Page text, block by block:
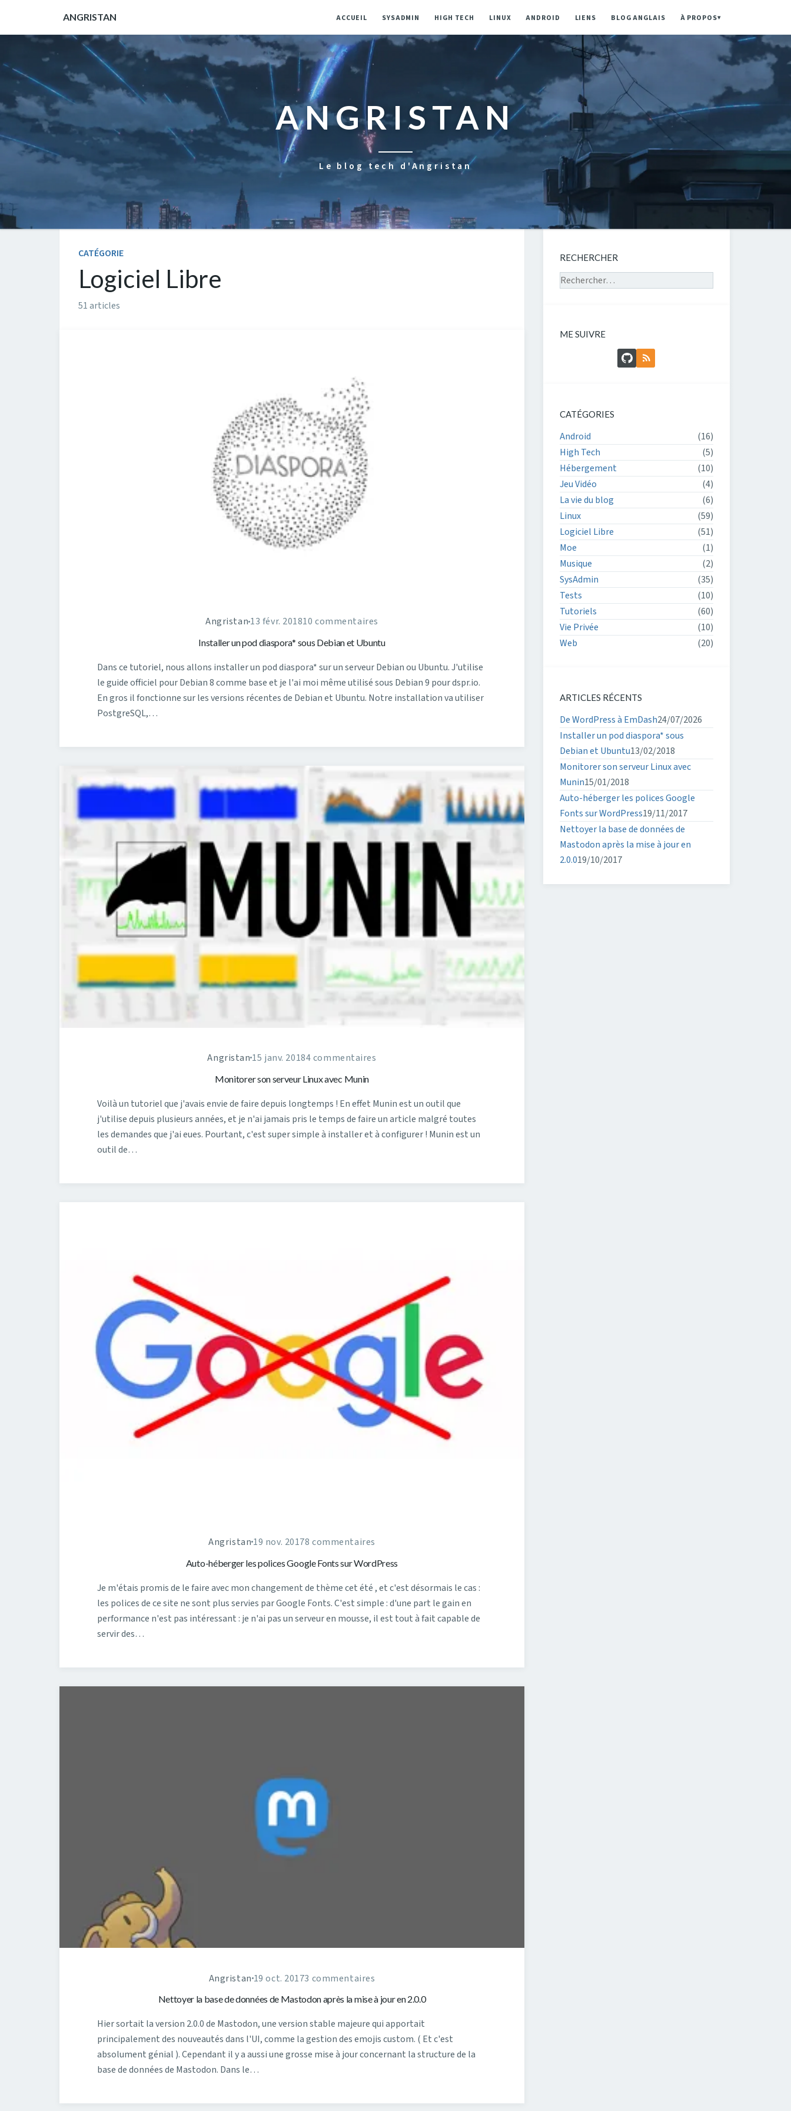
ANGRISTAN ACCUEIL SYSADMIN HIGH TECH LINUX ANDROID LIENS BLOG ANGLAIS À PROPOS▾
ANGRISTAN
Le blog tech d'Angristan
CATÉGORIE
Logiciel Libre
51 articles
Angristan13 févr. 201810 commentaires
Installer un pod diaspora* sous Debian et Ubuntu
Dans ce tutoriel, nous allons installer un pod diaspora* sur un serveur Debian ou Ubuntu. J'utilise
le guide officiel pour Debian 8 comme base et je l'ai moi même utilisé sous Debian 9 pour dspr.io.
En gros il fonctionne sur les versions récentes de Debian et Ubuntu. Notre installation va utiliser
PostgreSQL,…
Angristan15 janv. 20184 commentaires
Monitorer son serveur Linux avec Munin
Voilà un tutoriel que j'avais envie de faire depuis longtemps ! En effet Munin est un outil que
j'utilise depuis plusieurs années, et je n'ai jamais pris le temps de faire un article malgré toutes
les demandes que j'ai eues. Pourtant, c'est super simple à installer et à configurer ! Munin est un
outil de…
Angristan19 nov. 20178 commentaires
Auto-héberger les polices Google Fonts sur WordPress
Je m'étais promis de le faire avec mon changement de thème cet été , et c'est désormais le cas :
les polices de ce site ne sont plus servies par Google Fonts. C'est simple : d'une part le gain en
performance n'est pas intéressant : je n'ai pas un serveur en mousse, il est tout à fait capable de
servir des…
Angristan 19 oct. 20173 commentaires
Nettoyer la base de données de Mastodon après la mise à jour en 2.0.0
Hier sortait la version 2.0.0 de Mastodon, une version stable majeure qui apportait
principalement des nouveautés dans l'UI, comme la gestion des emojis custom. ( Et c'est
absolument génial ). Cependant il y a aussi une grosse mise à jour concernant la structure de la
base de données de Mastodon. Dans le…
RECHERCHER
Rechercher sur le site
ME SUIVRE
GitHubFlux RSS
CATÉGORIES
Android
(16)
High Tech
(5)
Hébergement
(10)
Jeu Vidéo
(4)
La vie du blog
(6)
Linux
(59)
Logiciel Libre
(51)
Moe
(1)
Musique
(2)
SysAdmin
(35)
Tests
(10)
Tutoriels
(60)
Vie Privée
(10)
Web
(20)
ARTICLES RÉCENTS
De WordPress à EmDash24/07/2026
Installer un pod diaspora* sous
Debian et Ubuntu13/02/2018
Monitorer son serveur Linux avec
Munin15/01/2018
Auto-héberger les polices Google
Fonts sur WordPress19/11/2017
Nettoyer la base de données de
Mastodon après la mise à jour en
2.0.019/10/2017